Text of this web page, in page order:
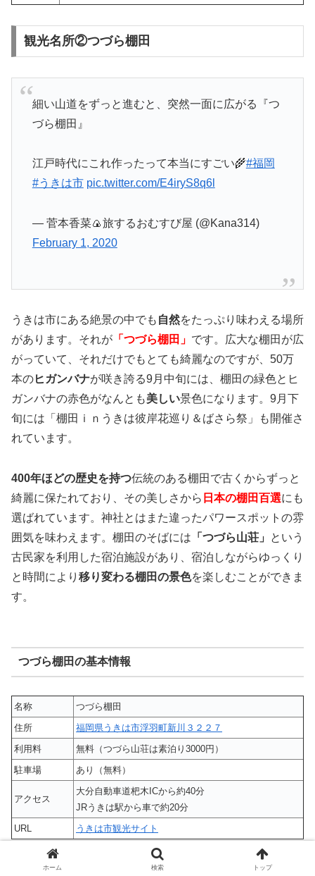
観光名所②つづら棚田
細い山道をずっと進むと、突然一面に広がる『つ
づら棚田』
江戸時代にこれ作ったって本当にすごい🌾#福岡
#うきは市 pic.twitter.com/E4iryS8q6l
— 菅本香菜🍙旅するおむすび屋 (@Kana314)
February 1, 2020
うきは市にある絶景の中でも 自然をたっぷり味わえる場所
があります。それが 「つづら棚田」 です。広大な棚田が広
がっていて、それだけでもとても綺麗なのですが、50万
本のヒガンバナが咲き誇る9月中旬には、棚田の緑色とヒ
ガンバナの赤色がなんとも美しい景色になります。9月下
旬には「棚田ｉｎうきは彼岸花巡り＆ばさら祭」も開催さ
れています。
400年ほどの歴史を持つ伝統のある棚田で古くからずっと
綺麗に保たれており、その美しさから 日本の棚田百選にも
選ばれています。神社とはまた違ったパワースポットの雰
囲気を味わえます。棚田のそばには 「つづら山荘」
という
古民家を利用した宿泊施設があり、宿泊しながらゆっくり
と時間により 移り変わる棚田の景色を楽しむことができま
す。
つづら棚田の基本情報
名称
つづら棚田
住所
福岡県うきは市浮羽町新川３２２７
利用料
無料（つづら山荘は素泊り3000円）
駐車場
あり（無料）
アクセス
大分自動車道杷木ICから約40分
JRうきは駅から車で約20分
URL
うきは市観光サイト
ホーム 検索 トップ